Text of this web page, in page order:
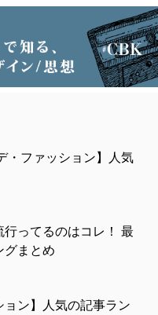
・ファッション】人気
行ってるのはコレ！ 最
グまとめ
ョン】人気の記事ラン